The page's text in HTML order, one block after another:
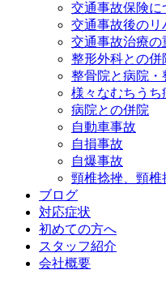
交通事故保険に
交通事故後のリ
交通事故治療の
整形外科との併
整骨院と病院・
様々なむちうち
病院との併院
自動車事故
自損事故
自爆事故
頸椎捻挫、頸椎
ブログ
対応症状
初めての方へ
スタッフ紹介
会社概要